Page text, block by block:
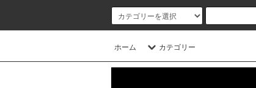
ホーム カテゴリー